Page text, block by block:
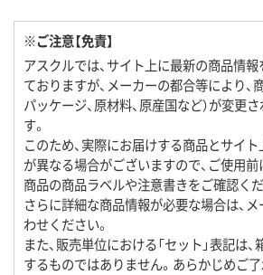
※ご注意【免責】
アスクルでは、サイト上に最新の商品情
ておりますが、メーカーの都合等により、商
パッケージ、原材料、原産国など）が変更
す。
このため、実際にお届けする商品とサイ
が異なる場合がございますので、ご使用
商品の商品ラベルや注意書きをご確認くだ
さらに詳細な商品情報が必要な場合は、
わせください。
また、販売単位における「セット」表記は
するものではありません。あらかじめご了